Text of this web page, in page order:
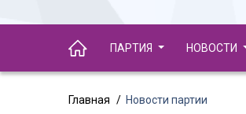
ПАРТИЯ НОВОСТИ
Главная Новости партии